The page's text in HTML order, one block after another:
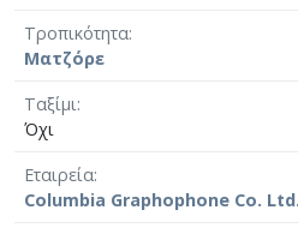
Τροπικότητα
Ματζόρε
Ταξίμι
Όχι
Εταιρεία
Columbia Graphophone Co. Ltd.